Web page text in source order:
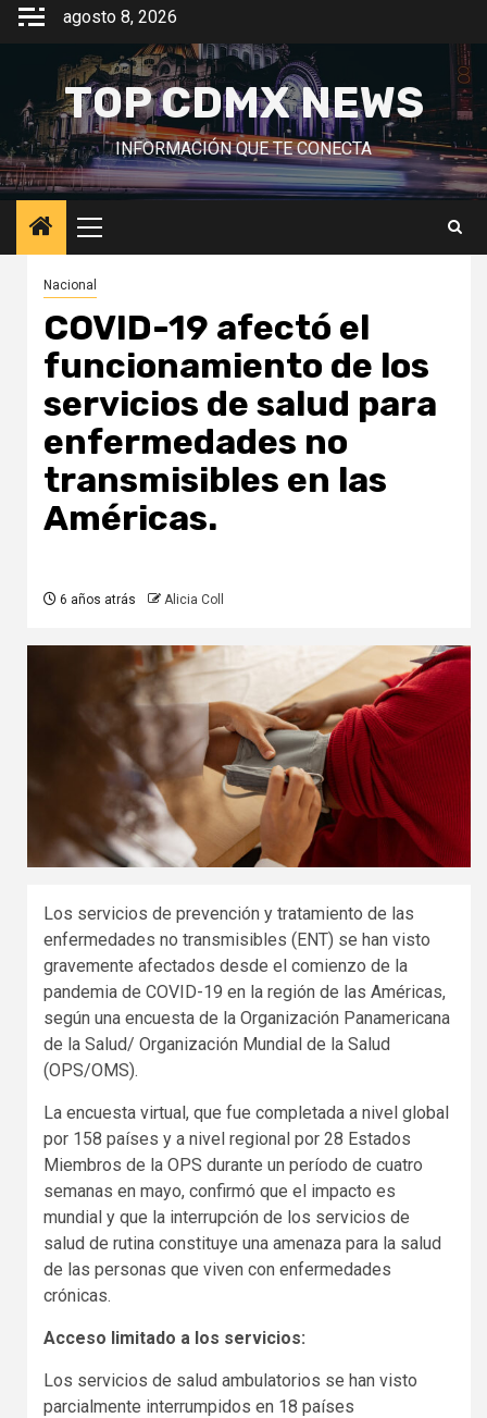
Saltar
contenido
agosto 8, 2026
TOP CDMX NEWS
INFORMACIÓN QUE TE CONECTA
Menú
principal
Nacional
COVID-19 afectó el
funcionamiento de los
servicios de salud para
enfermedades no
transmisibles en las
Américas.
6 años atrás Alicia Coll
Los servicios de prevención y tratamiento de las
enfermedades no transmisibles (ENT) se han visto
gravemente afectados desde el comienzo de la
pandemia de COVID-19 en la región de las Américas,
según una encuesta de la Organización Panamericana
de la Salud/ Organización Mundial de la Salud
(OPS/OMS).
La encuesta virtual, que fue completada a nivel global
por 158 países y a nivel regional por 28 Estados
Miembros de la OPS durante un período de cuatro
semanas en mayo, confirmó que el impacto es
mundial y que la interrupción de los servicios de
salud de rutina constituye una amenaza para la salud
de las personas que viven con enfermedades
crónicas.
Acceso limitado a los servicios:
Los servicios de salud ambulatorios se han visto
parcialmente interrumpidos en 18 países